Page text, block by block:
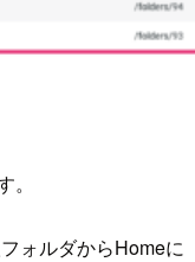
ォルダからHomeに